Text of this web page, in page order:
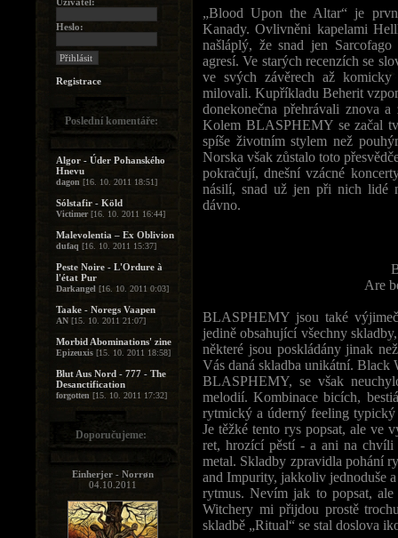
„Blood Upon the Altar“ je
Kanady. Ovlivněni kapelami
našláplý, že snad jen
agresí. Ve starých recenzích se
ve svých závěrech až
milovali. Kupříkladu Beherit
donekonečna přehrávali znova
Kolem BLASPHEMY se začal
spíše životním stylem než
Norska však zůstalo toto
pokračují, dnešní vzácné
násilí, snad už jen při nich lidé
dávno.
Are
BLASPHEMY jsou také
jedině obsahující všechny
některé jsou poskládány jinak
Vás daná skladba unikátní. Black
BLASPHEMY, se však
melodií. Kombinace bicích,
rytmický a úderný feeling
Je těžké tento rys popsat, ale ve
ret, hrozící pěstí - a ani na chvíli
metal. Skladby zpravidla pohání
and Impurity, jakkoliv jednoduše
rytmus. Nevím jak to popsat,
Witchery mi přijdou prostě
skladbě „Ritual“ se stal doslova
Heslo:
Registrace
Poslední komentáře:
Algor - Úder Pohanského
Hnevu
dagon [16. 10. 2011 18:51]
Sólstafir - Köld
Victimer[16. 10. 2011 16:44]
Malevolentia – Ex Oblivion
dufaq [16. 10. 2011 15:37]
Peste Noire - L'Ordure à
l'état Pur
Darkangel [16. 10. 2011 0:03]
Taake - Noregs Vaapen
AN [15. 10. 2011 21:07]
Morbid Abominations' zine
Epizeuxis [15. 10. 2011 18:58]
Blut Aus Nord - 777 - The
Desanctification
forgotten [15. 10. 2011 17:32]
Doporučujeme:
Einherjer - Norrøn
04.10.2011